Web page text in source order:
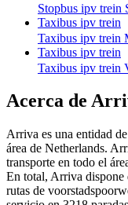
Stopbus ipv trein
Taxibus ipv trein
Taxibus ipv trein
Taxibus ipv trein
Taxibus ipv trein
Acerca de
Arriva es una entidad
área de Netherlands.
transporte en todo el
En total, Arriva dispone
rutas de